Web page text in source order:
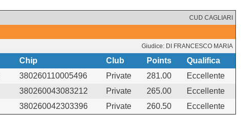
CUD CAGLIARI
Giudice: DI FRANCESCO MARIA
Chip Club Points
Qualifica
380260110005496 Private 281.00
Eccellente
380260043083212 Private 265.00
Eccellente
380260042303396 Private 260.50
Eccellente